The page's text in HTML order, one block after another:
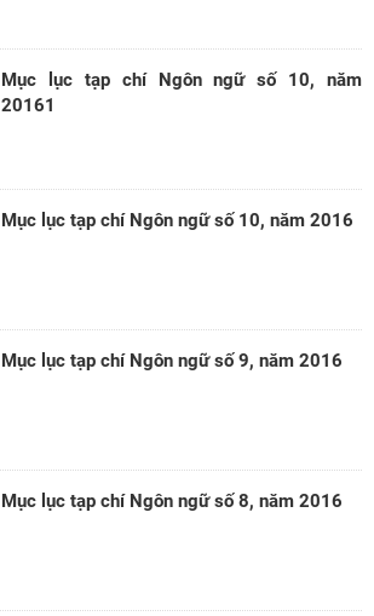
Mục lục tạp chí Ngôn ngữ số 10, năm
20161
Mục lục tạp chí Ngôn ngữ số 10, năm 2016
Mục lục tạp chí Ngôn ngữ số 9, năm 2016
Mục lục tạp chí Ngôn ngữ số 8, năm 2016